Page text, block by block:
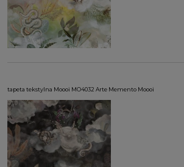
tapeta tekstylna Moooi MO4032 Arte Memento Moooi